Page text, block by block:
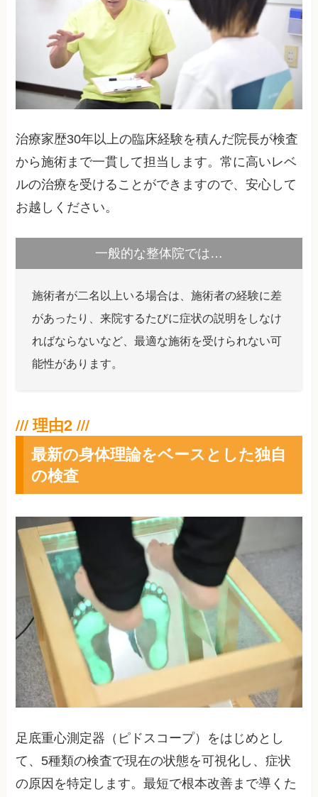
治療家歴30年以上の臨床経験を積んだ院長が検査
から施術まで一貫して担当します。常に高いレベ
ルの治療を受けることができますので、安心して
お越しください。
一般的な整体院では…
施術者が二名以上いる場合は、施術者の経験に差
があったり、来院するたびに症状の説明をしなけ
ればならないなど、最適な施術を受けられない可
能性があります。
最新の身体理論をベースとした独自
の検査
足底重心測定器（ピドスコープ）をはじめとし
て、5種類の検査で現在の状態を可視化し、症状
の原因を特定します。最短で根本改善まで導くた